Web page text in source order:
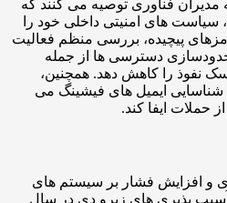
فناوری توصیه می کنند که
های امنیتی داخلی خود را
پیچیده، بررسی منظم فعالیت
دسترسی ها از جمله
را کاهش دهد. همچنین،
ایمیل های فیشینگ می
ایفا کند.
فشار بر سیستم های
های زیرو دی در سال